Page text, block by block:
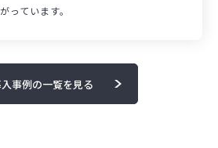
っています。
事例の一覧を見る